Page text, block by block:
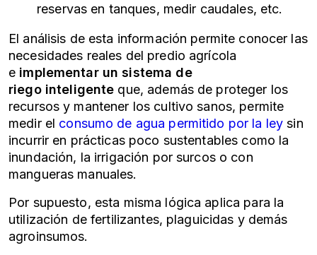
reservas en tanques, medir caudales, etc.
El análisis de esta información permite conocer las
necesidades reales del predio agrícola
e implementar un sistema de
riego inteligente que, además de proteger los
recursos y mantener los cultivo sanos, permite
medir el consumo de agua permitido por la ley sin
incurrir en prácticas poco sustentables como la
inundación, la irrigación por surcos o con
mangueras manuales.
Por supuesto, esta misma lógica aplica para la
utilización de fertilizantes, plaguicidas y demás
agroinsumos.